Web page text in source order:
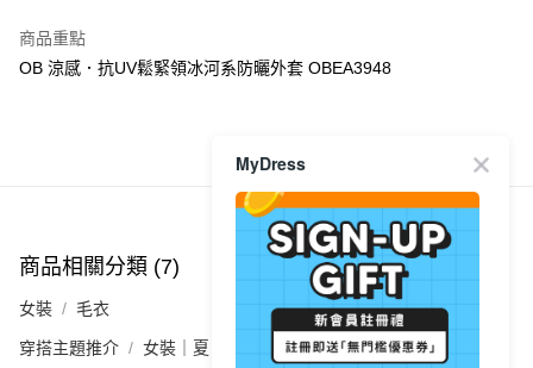
PayMe
每筆HK$40.00，滿HK$350.00或以上免運費
付款後順豐站及營業點
每筆HK$40.00，滿HK$350.00或以上免運費
付款後順豐合作便利店
商品重點
OB 涼感．抗UV鬆緊領冰河系防曬外套 OBEA3948
商品推薦
商品相關分類 (7)
女裝 毛衣
穿搭主題推介 女裝｜夏日限定🍬甜系女生穿搭術
MyDress